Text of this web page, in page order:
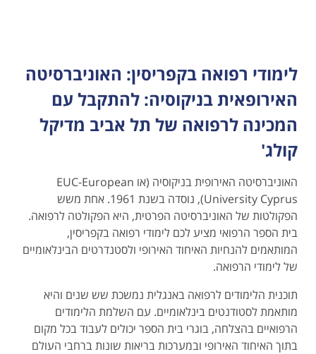
לימודי רפואה בקפריסין: האוניברסיטה
האירופאית בניקוסיה: להתקבל עם
המכינה לרפואה של תל אביב מדיקל
קולג'
האוניברסיטה האירופית בניקוסיה (או EUC-European
University Cyprus), נוסדה בשנת 1961. אחת משש
הפקולטות של האוניברסיטה הפרטית, היא הפקולטה לרפואה.
בית הספר הרפואי מציע לכם לימודי רפואה בקפריסין,
המותאמים להנחיות האיחוד האירופי ולסטנדרטים הבינלאומיים
של לימודי הרפואה.
תוכנית הלימודים לרפואה באנגלית נמשכת שש שנים והיא
מותאמת לסטודנטים בינלאומיים. עם השלמת הלימודים
הרפואיים בהצלחה, בוגרי בית הספר יכולים לעבוד בכל מקום
בתוך האיחוד האירופי ובמערכות בריאות שונות ברחבי העולם